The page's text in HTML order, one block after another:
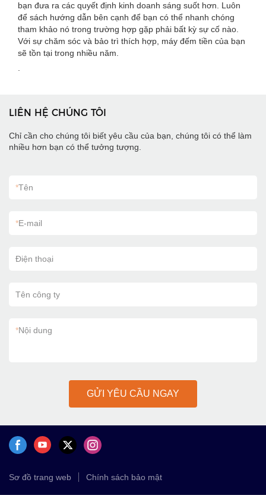
bạn đưa ra các quyết định kinh doanh sáng suốt hơn. Luôn
để sách hướng dẫn bên cạnh để bạn có thể nhanh chóng
tham khảo nó trong trường hợp gặp phải bất kỳ sự cố nào.
Với sự chăm sóc và bảo trì thích hợp, máy đếm tiền của bạn
sẽ tồn tại trong nhiều năm.
LIÊN HỆ CHÚNG TÔI
Chỉ cần cho chúng tôi biết yêu cầu của bạn, chúng tôi có thể làm
nhiều hơn bạn có thể tưởng tượng.
*Tên
*E-mail
Điện thoại
Tên công ty
*Nội dung
GỬI YÊU CẦU NGAY
Sơ đồ trang web Chính sách bảo mật